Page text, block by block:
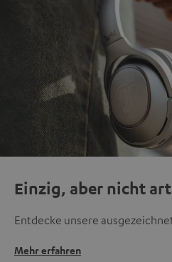
Einzig, aber nicht
Entdecke unsere
Mehr erfahren